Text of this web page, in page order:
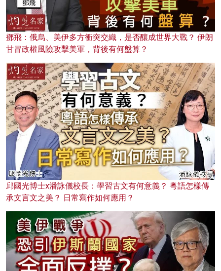
鄧飛：俄烏、美伊多方衝突交織，是否釀成世界大戰？ 伊朗
甘冒政權風險攻擊美軍，背後有何盤算？
邱國光博士x潘詠儀校長：學習古文有何意義？ 粵語怎樣傳
承文言文之美？ 日常寫作如何應用？